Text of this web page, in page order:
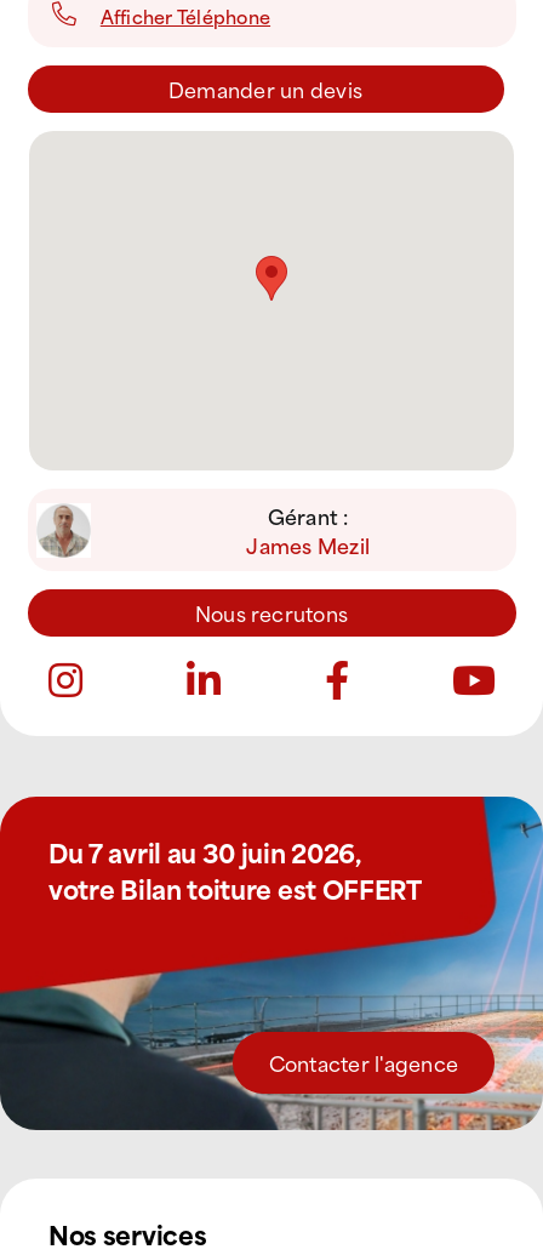
Afficher Téléphone
Demander un devis
Gérant :
James Mezil
Nous recrutons
Du 7 avril au 30 juin 2026,
votre Bilan toiture est OFFERT
Contacter l'agence
Nos services